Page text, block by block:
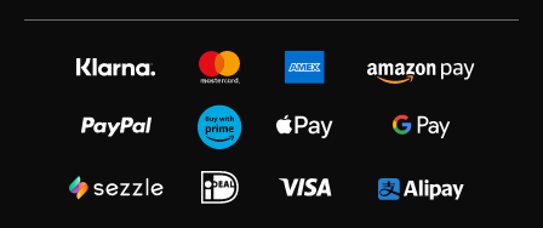
polityka dotycząca plików cookie
regulamin
gwarancja rozszerzona
satisfaction guarantee
regulatory compliance
FAQ – pytania ogólne
FAQ – pytania dot. kupowania
zabawki erotyczne dla mężczyzn
zabawki erotyczne dla par
luksusowe zabawki erotyczne
facebook
audio erotica